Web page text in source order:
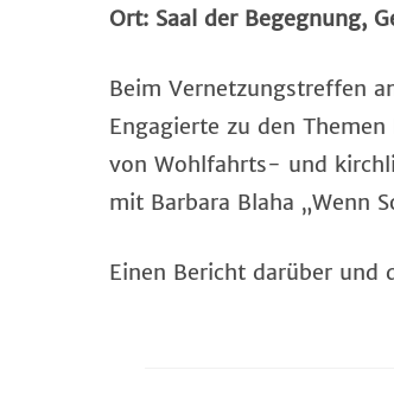
Ort: Saal der Begegnung,
Beim Vernetzungstreffen
Engagierte zu den
von Wohlfahrts- und
mit Barbara Blaha „Wenn
Einen Bericht darüber und